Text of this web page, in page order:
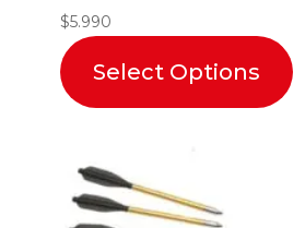
$5.990
Select Options